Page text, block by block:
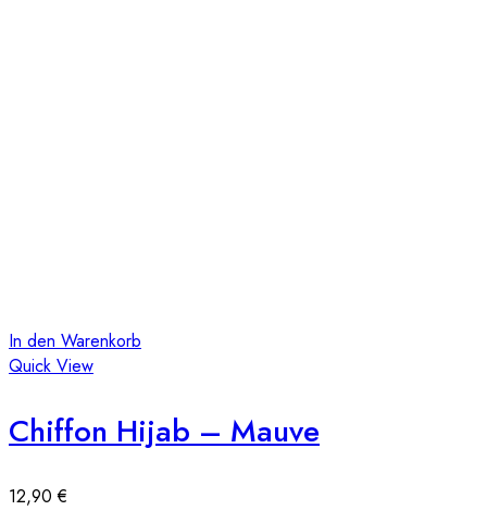
In den Warenkorb
Quick View
Chiffon Hijab – Mauve
12,90€